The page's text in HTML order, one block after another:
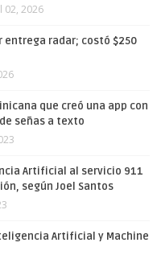
02, 2026
entrega radar; costó $250
que creó una app con
señas a texto
Artificial al servicio 911
según Joel Santos
Artificial y Machine